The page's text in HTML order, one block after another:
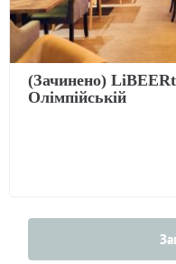
(Зачинено)
Олімпійській